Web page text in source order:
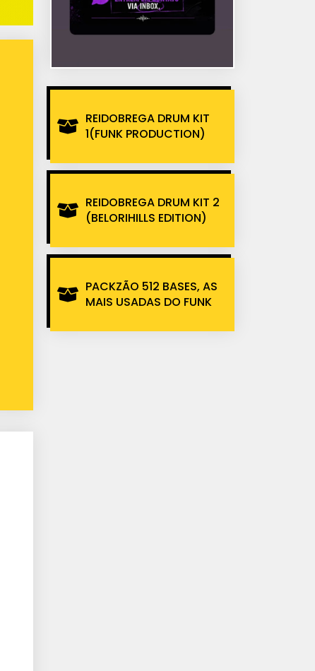
REIDOBREGA DRUM KIT
1(FUNK PRODUCTION)
REIDOBREGA DRUM KIT 2
(BELORIHILLS EDITION)
PACKZÃO 512 BASES, AS
MAIS USADAS DO FUNK